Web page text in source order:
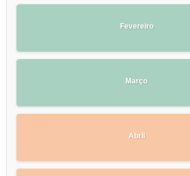
Fevereiro
Março
Abril